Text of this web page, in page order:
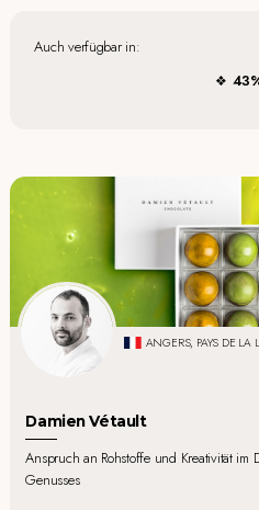
Auch verfügbar in:
ANGERS, PAYS DE LA
Damien Vétault
Anspruch an Rohstoffe und Kreativität im
Genusses